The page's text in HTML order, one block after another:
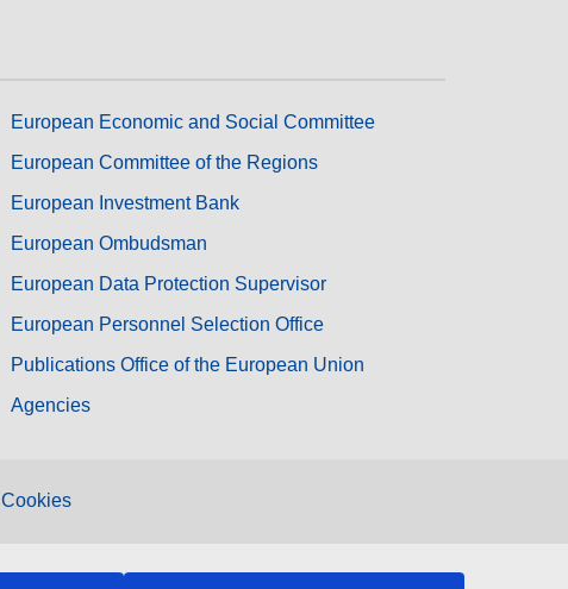
European Economic and Social Committee
European Committee of the Regions
European Investment Bank
European Ombudsman
European Data Protection Supervisor
European Personnel Selection Office
Publications Office of the European Union
Agencies
Cookies